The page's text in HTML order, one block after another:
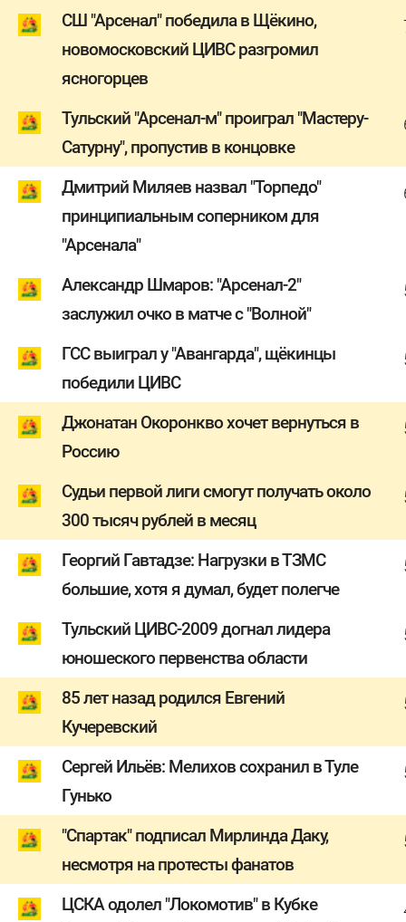
СШ "Арсенал" победила в Щёкино,
новомосковский ЦИВС разгромил
ясногорцев
Тульский "Арсенал-м" проиграл "Мастеру-
Сатурну", пропустив в концовке
Дмитрий Миляев назвал "Торпедо"
принципиальным соперником для
"Арсенала"
Александр Шмаров: "Арсенал-2"
заслужил очко в матче с "Волной"
ГСС выиграл у "Авангарда", щёкинцы
победили ЦИВС
Джонатан Окоронкво хочет вернуться в
Россию
Судьи первой лиги смогут получать около
300 тысяч рублей в месяц
Георгий Гавтадзе: Нагрузки в ТЗМС
большие, хотя я думал, будет полегче
Тульский ЦИВС-2009 догнал лидера
юношеского первенства области
85 лет назад родился Евгений
Кучеревский
Сергей Ильёв: Мелихов сохранил в Туле
Гунько
"Спартак" подписал Мирлинда Даку,
несмотря на протесты фанатов
ЦСКА одолел "Локомотив" в Кубке